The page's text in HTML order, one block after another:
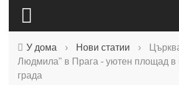
У дома › Нови статии ›
Людмила" в Прага - уютен площад в
града